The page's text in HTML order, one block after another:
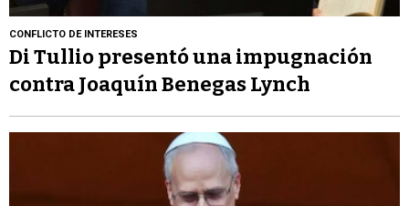
CONFLICTO DE INTERESES
Di Tullio presentó una impugnación
contra Joaquín Benegas Lynch